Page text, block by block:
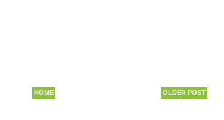
OLDER POST
HOME